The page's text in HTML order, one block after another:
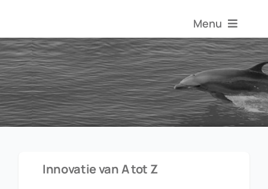
Menu
Over
Aanbod
Innovatie van A tot Z